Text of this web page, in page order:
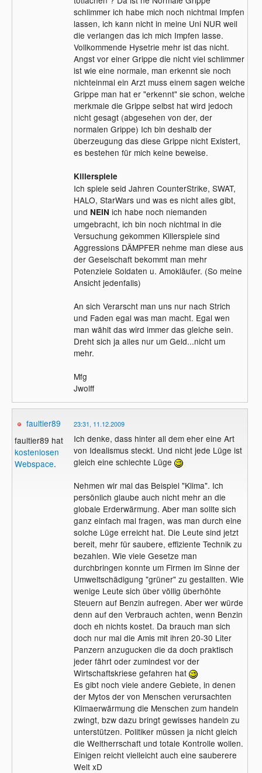
schlimmer ich habe mich noch nichtmal Impfen
lassen, ich kann nicht in meine Uni NUR weil
die verlangen das ich mich Impfen lasse.
Vollkommende Hysetrie mehr ist das nicht.
Angst vor einer Grippe die nicht viel schlimmer
ist wie eine normale, man erkennt sie noch
nichteinmal ein Arzt muss einem sagen welche
Grippe man hat er "erkennt" sie schon, welche
merkmale die Grippe selbst hat wird jedoch
nicht gesagt (abgesehen von der, der
normalen Grippe) Ich bin deshalb der
überzeugung das diese Grippe nicht Existert,
es bestehen für mich keine beweise.
Killerspiele
Ich spiele seid Jahren CounterStrike, SWAT,
HALO, StarWars und was es nicht alles gibt,
und NEIN ich habe noch niemanden
umgebracht, ich bin noch nichtmal in die
Versuchung gekommen Killerspiele sind
Aggressions DÄMPFER nehme man diese aus
der Geselschaft bekommt man mehr
Potenziele Soldaten u. Amokläufer. (So meine
Ansicht jedenfalls)
An sich Verarscht man uns nur nach Strich
und Faden egal was man macht. Egal wen
man wählt das wird immer das gleiche sein.
Dreht sich ja alles nur um Geld...nicht um
mehr.
Mfg
Jwolff
faultier89
faultier89 hat
kostenlosen
Webspace.
23:31, 11.12.2009
Ich denke, dass hinter all dem eher eine Art
von Idealismus steckt. Und nicht jede Lüge ist
gleich eine schlechte Lüge
Nehmen wir mal das Beispiel "Klima". Ich
persönlich glaube auch nicht mehr an die
globale Erderwärmung. Aber man sollte sich
ganz einfach mal fragen, was man durch eine
solche Lüge erreicht hat. Die Leute sind jetzt
bereit, mehr für saubere, effiziente Technik zu
bezahlen. Wie viele Gesetze man
durchbringen konnte um Firmen im Sinne der
Umweltschädigung "grüner" zu gestallten. Wie
wenige Leute sich über völlig überhöhte
Steuern auf Benzin aufregen. Aber wer würde
denn auf den Verbrauch achten, wenn Benzin
doch eh nichts kostet. Da brauch man sich
doch nur mal die Amis mit ihren 20-30 Liter
Panzern anzugucken die da doch praktisch
jeder fährt oder zumindest vor der
Wirtschaftskriese gefahren hat
Es gibt noch viele andere Gebiete, in denen
der Mytos der von Menschen verursachten
Klimaerwärmung die Menschen zum handeln
zwingt, bzw dazu bringt gewisses handeln zu
unterstützen. Politiker müssen ja nicht gleich
die Weltherrschaft und totale Kontrolle wollen.
Einigen reicht vielleicht auch eine sauberere
Welt xD